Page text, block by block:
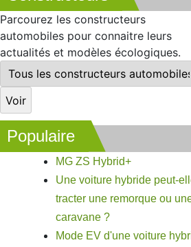
Parcourez les constructeurs
automobiles pour connaitre leurs
actualités et modèles écologiques.
Populaire
MG ZS Hybrid+
Une voiture hybride peut-
tracter une remorque ou
caravane ?
Mode EV d'une voiture